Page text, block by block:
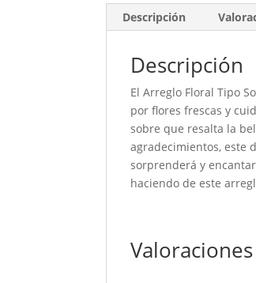
Descripción
Descripción
El Arreglo Floral Tipo
por flores frescas y
sobre que resalta la
agradecimientos, este
sorprenderá y
haciendo de este
Valoraciones